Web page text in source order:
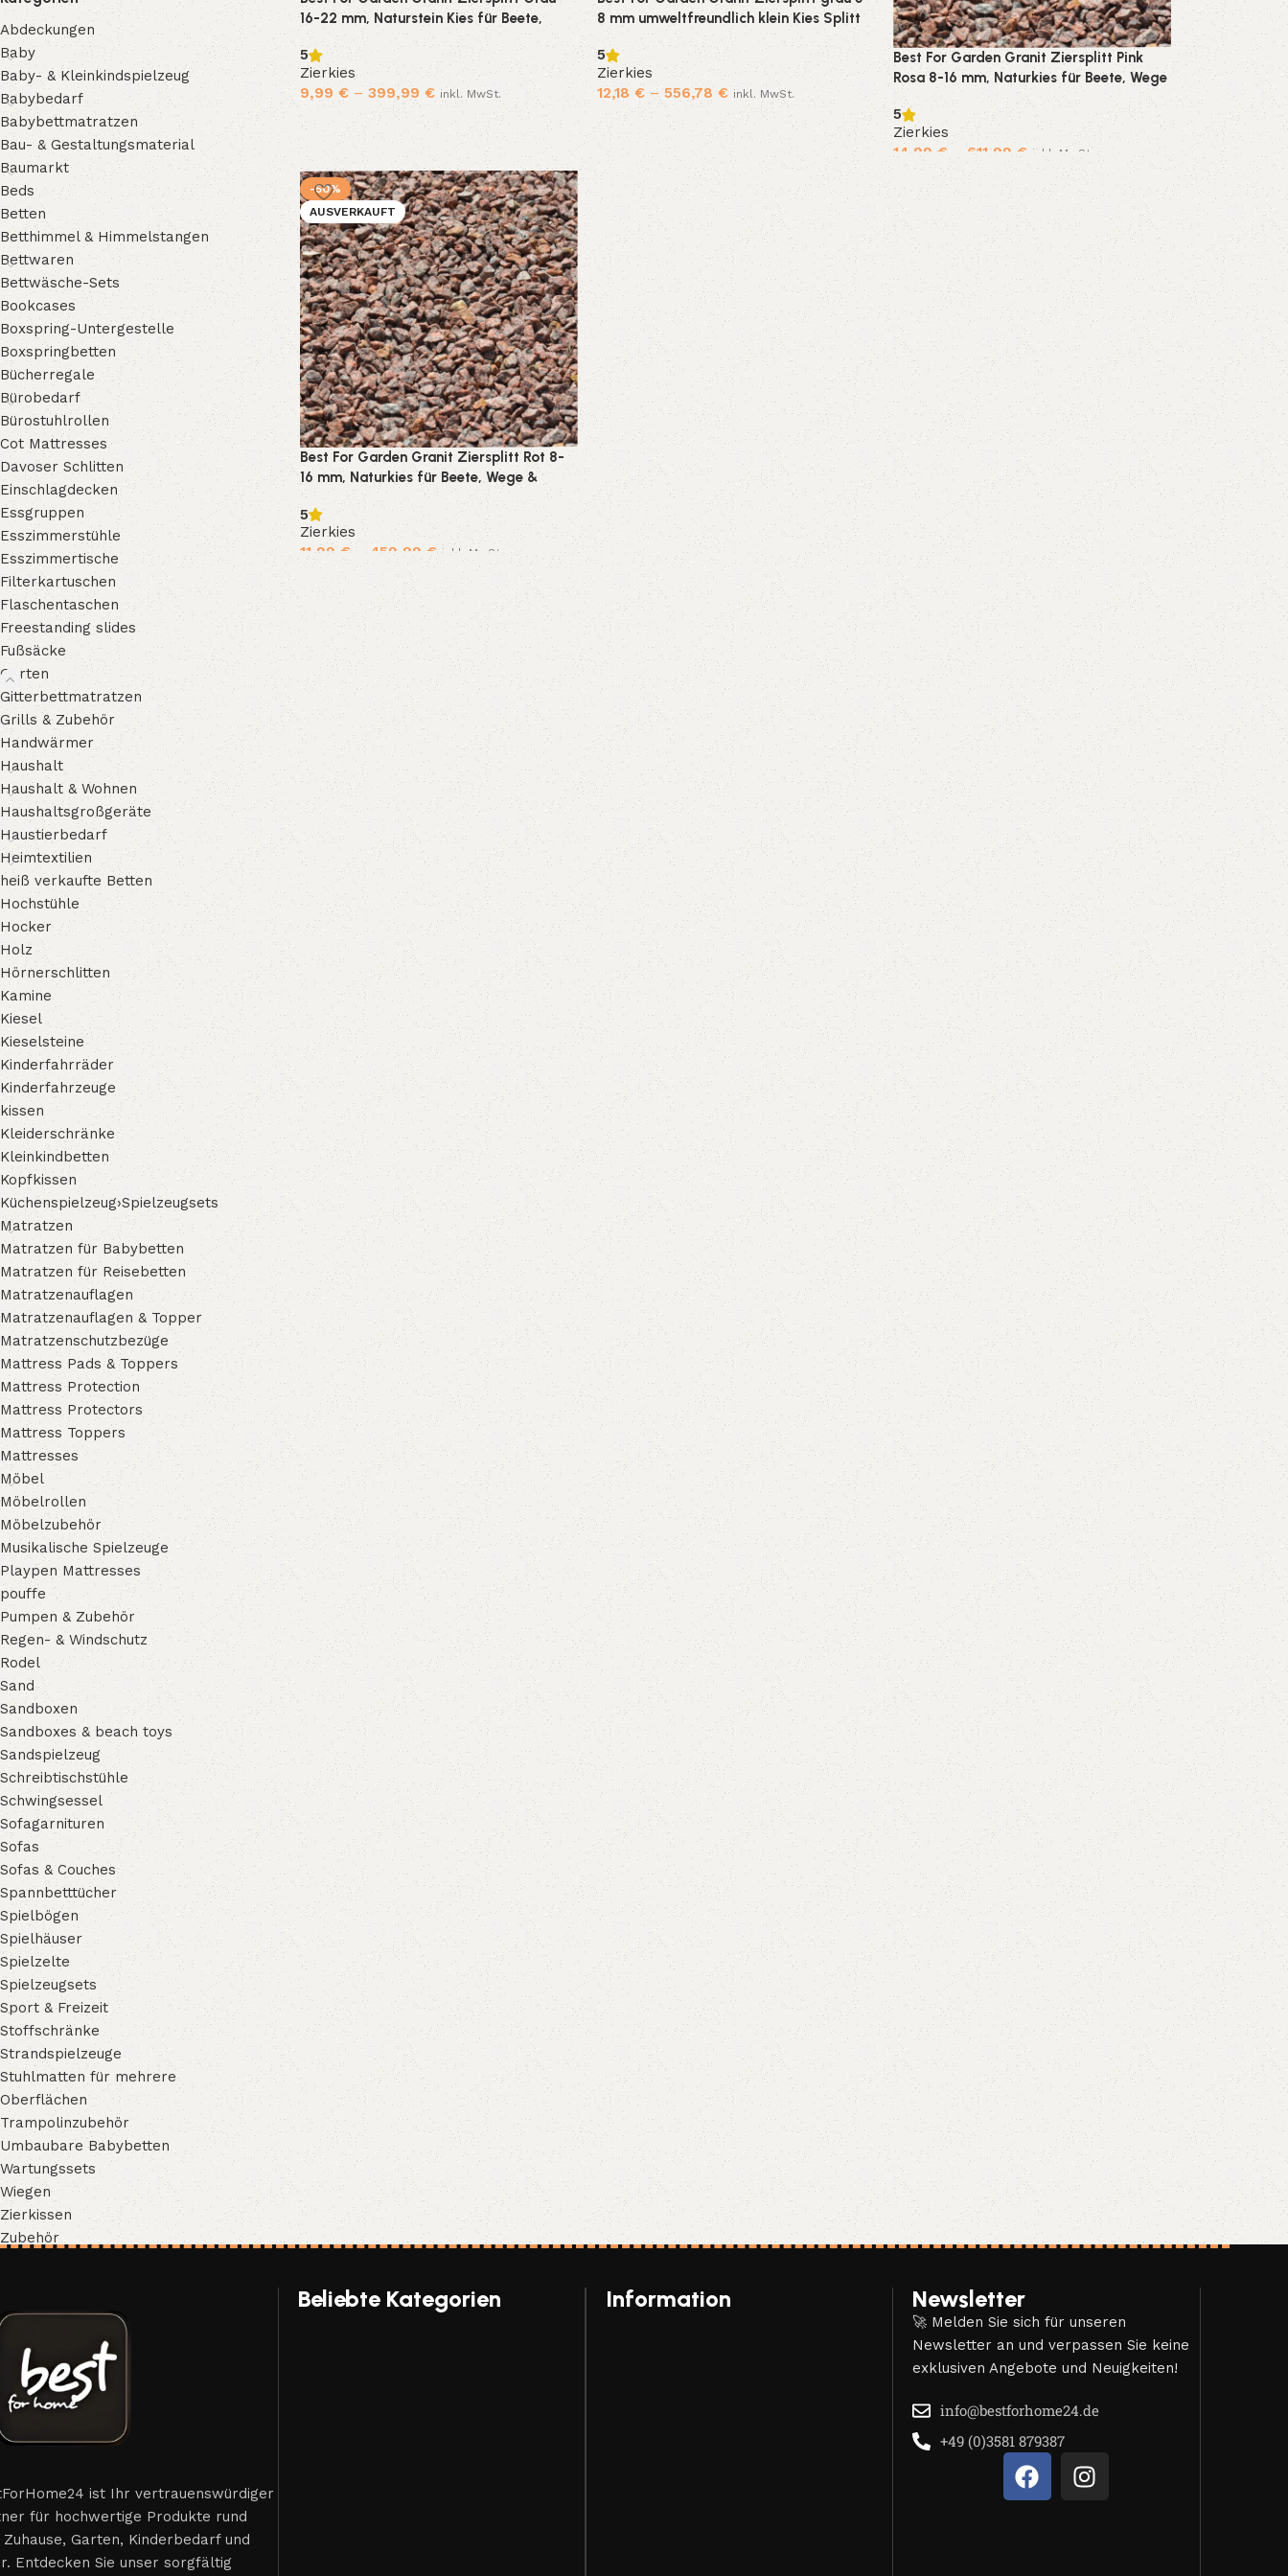
Abdeckungen
Baby
Baby- & Kleinkindspielzeug
Babybedarf
Babybettmatratzen
Bau- & Gestaltungsmaterial
Baumarkt
Beds
Betten
Betthimmel & Himmelstangen
Bettwaren
Bettwäsche-Sets
Bookcases
Boxspring-Untergestelle
Boxspringbetten
Bücherregale
Bürobedarf
Bürostuhlrollen
Cot Mattresses
Davoser Schlitten
Einschlagdecken
Essgruppen
Esszimmerstühle
Esszimmertische
Filterkartuschen
Flaschentaschen
Freestanding slides
Fußsäcke
Garten
Gitterbettmatratzen
Grills & Zubehör
Handwärmer
Haushalt
Haushalt & Wohnen
Haushaltsgroßgeräte
Haustierbedarf
Heimtextilien
heiß verkaufte Betten
Hochstühle
Hocker
Holz
Hörnerschlitten
Kamine
Kiesel
Kieselsteine
Kinderfahrräder
Kinderfahrzeuge
kissen
Kleiderschränke
Kleinkindbetten
Kopfkissen
Küchenspielzeug›Spielzeugsets
Matratzen
Matratzen für Babybetten
Matratzen für Reisebetten
Matratzenauflagen
Matratzenauflagen & Topper
Matratzenschutzbezüge
Mattress Pads & Toppers
Mattress Protection
Mattress Protectors
Mattress Toppers
Mattresses
Möbel
Möbelrollen
Möbelzubehör
Musikalische Spielzeuge
Playpen Mattresses
pouffe
Pumpen & Zubehör
Regen- & Windschutz
Rodel
Sand
Sandboxen
Sandboxes & beach toys
Sandspielzeug
Schreibtischstühle
Schwingsessel
Sofagarnituren
Sofas
Sofas & Couches
Spannbetttücher
Spielbögen
Spielhäuser
Spielzelte
Spielzeugsets
Sport & Freizeit
Stoffschränke
Strandspielzeuge
Stuhlmatten für mehrere
Oberflächen
Trampolinzubehör
Umbaubare Babybetten
Wartungssets
Wiegen
Zierkissen
Zubehör
16-22 mm, Naturstein Kies für Beete,
Wege & Gartenteiche, 10-500 kg
5
Zierkies
9,99 € – 399,99 € inkl. MwSt.
Ausführung wählen
8 mm umweltfreundlich klein Kies Splitt
Natur bunt für Beete, Wege &
Gartenteiche Zierkies 10 kg-500 kg zur
Auswahl
5
Zierkies
12,18 € –556,78€ inkl. MwSt.
Ausführung wählen
Best For Garden Granit Ziersplitt Pink
Rosa 8-16 mm, Naturkies für Beete, Wege
& Gartenteiche
5
Zierkies
14,99€ 611,99€ inkl. MwSt.
Ausführung wählen
-50%
AUSVERKAUFT
Best For Garden Granit Ziersplitt Rot 8-
16 mm, Naturkies für Beete, Wege &
Gartenteiche 10-500 kg
5
Zierkies
11,99€ – 459,99 € inkl. MwSt.
Ausführung wählen
ist Ihr vertrauenswürdiger
für hochwertige Produkte rund
Zuhause, Garten, Kinderbedarf und
Entdecken Sie unser sorgfältig
Beliebte Kategorien Information Newsletter
🚀 Melden Sie sich für unseren
Newsletter an und verpassen Sie keine
exklusiven Angebote und Neuigkeiten!
info@bestforhome24.de
+49 (0)3581 879387